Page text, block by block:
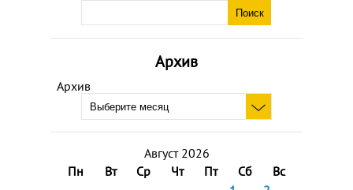
Архив
Архив
Август 2026
Пн
Вт Ср Чт Пт Сб
Вс